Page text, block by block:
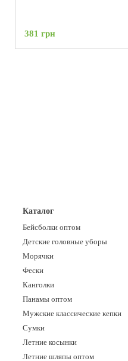
381 грн
Каталог
Бейсболки оптом
Детские головные уборы
Морячки
Фески
Канголки
Панамы оптом
Мужские классические кепки
Сумки
Летние косынки
Летние шляпы оптом